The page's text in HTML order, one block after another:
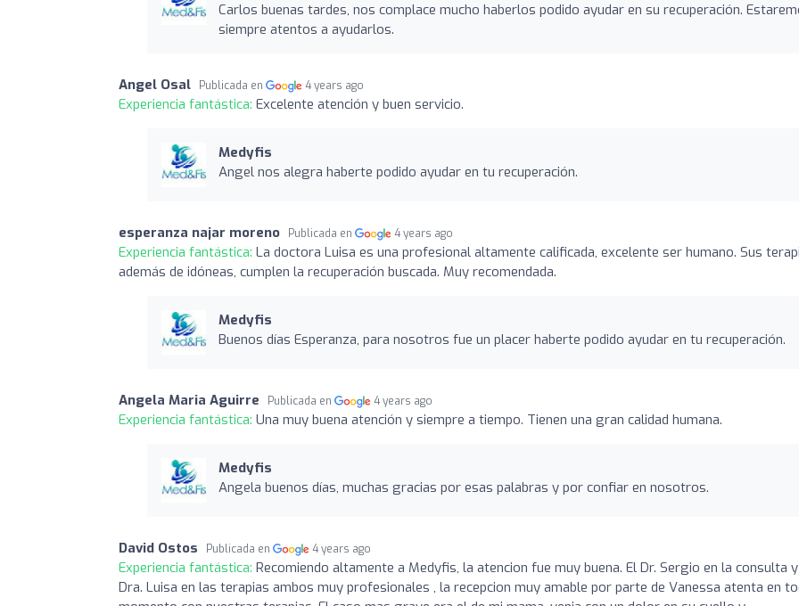
Carlos buenas tardes, nos complace mucho haberlos podido ayudar en su recuperación.
siempre atentos a ayudarlos.
Angel Osal Publicada en 4 years ago
Experiencia fantástica: Excelente atención y buen servicio.
Medyfis
Angel nos alegra haberte podido ayudar en tu recuperación.
esperanza najar moreno Publicada en 4 years ago
Experiencia fantástica: La doctora Luisa es una profesional altamente calificada, excelente ser humano. Sus
además de idóneas, cumplen la recuperación buscada. Muy recomendada.
Medyfis
Buenos días Esperanza, para nosotros fue un placer haberte podido ayudar en tu recuperación.
Angela Maria Aguirre Publicada en 4 years ago
Experiencia fantástica: Una muy buena atención y siempre a tiempo. Tienen una gran calidad humana.
Medyfis
Angela buenos días, muchas gracias por esas palabras y por confiar en nosotros.
David Ostos Publicada en 4 years ago
Experiencia fantástica: Recomiendo altamente a Medyfis, la atencion fue muy buena. El Dr. Sergio en la consulta
Dra. Luisa en las terapias ambos muy profesionales , la recepcion muy amable por parte de Vanessa atenta en